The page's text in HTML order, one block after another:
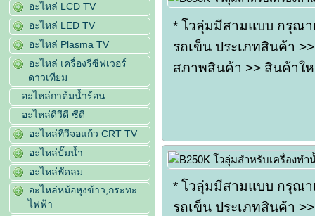
อะไหล่ LCD TV
อะไหล่ LED TV
อะไหล่ Plasma TV
อะไหล่ เครื่องรีซีฟเวอร์
ดาวเทียม
อะไหล่กาต้มน้ำร้อน
อะไหล่ดีวีดี ซีดี
อะไหล่ทีวีจอแก้ว CRT TV
อะไหล่ปั๊มน้ำ
อะไหล่พัดลม
อะไหล่หม้อหุงข้าว,กระทะ
ไฟฟ้า
* โวลุ่มมีสามแบบ กรุณ
รถเข็น ประเภทสินค้า
สภาพสินค้า >> สินค้าใ
* โวลุ่มมีสามแบบ กรุณ
รถเข็น ประเภทสินค้า